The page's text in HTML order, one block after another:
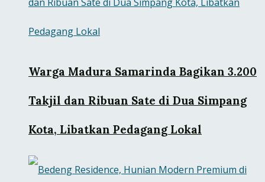
Warga Madura Samarinda Bagikan 3.200
Takjil dan Ribuan Sate di Dua Simpang
Kota, Libatkan Pedagang Lokal